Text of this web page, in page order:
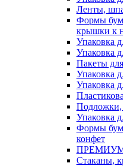
Ленты,
Формы
крышки к
Упаковка
Упаковка
Пакеты
Упаковка
Упаковка
Подложки,
Упаковка
Формы
конфет
ПРЕМИУМ
Стаканы,